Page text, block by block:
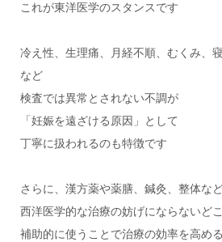
これが東洋医学のスタンスです
冷え性、生理痛、月経不順、むくみ、
など
検査では異常とされない不調が
「妊娠を遠ざける原因」として
丁寧に扱われるのも特徴です
さらに、漢方薬や薬膳、鍼灸、整体な
西洋医学的な治療の妨げにならないど
補助的に使うことで治療の効率を高め